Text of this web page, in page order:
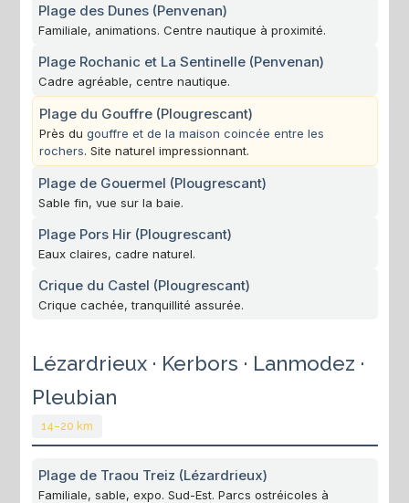
Plage des Dunes (Penvenan)
Familiale, animations. Centre nautique à proximité.
Plage Rochanic et La Sentinelle (Penvenan)
Cadre agréable, centre nautique.
Plage du Gouffre (Plougrescant)
Près du gouffre et de la maison coincée entre les
rochers. Site naturel impressionnant.
Plage de Gouermel (Plougrescant)
Sable fin, vue sur la baie.
Plage Pors Hir (Plougrescant)
Eaux claires, cadre naturel.
Crique du Castel (Plougrescant)
Crique cachée, tranquillité assurée.
Lézardrieux · Kerbors · Lanmodez ·
Pleubian
14–20 km
Plage de Traou Treiz (Lézardrieux)
Familiale, sable, expo. Sud-Est. Parcs ostréicoles à